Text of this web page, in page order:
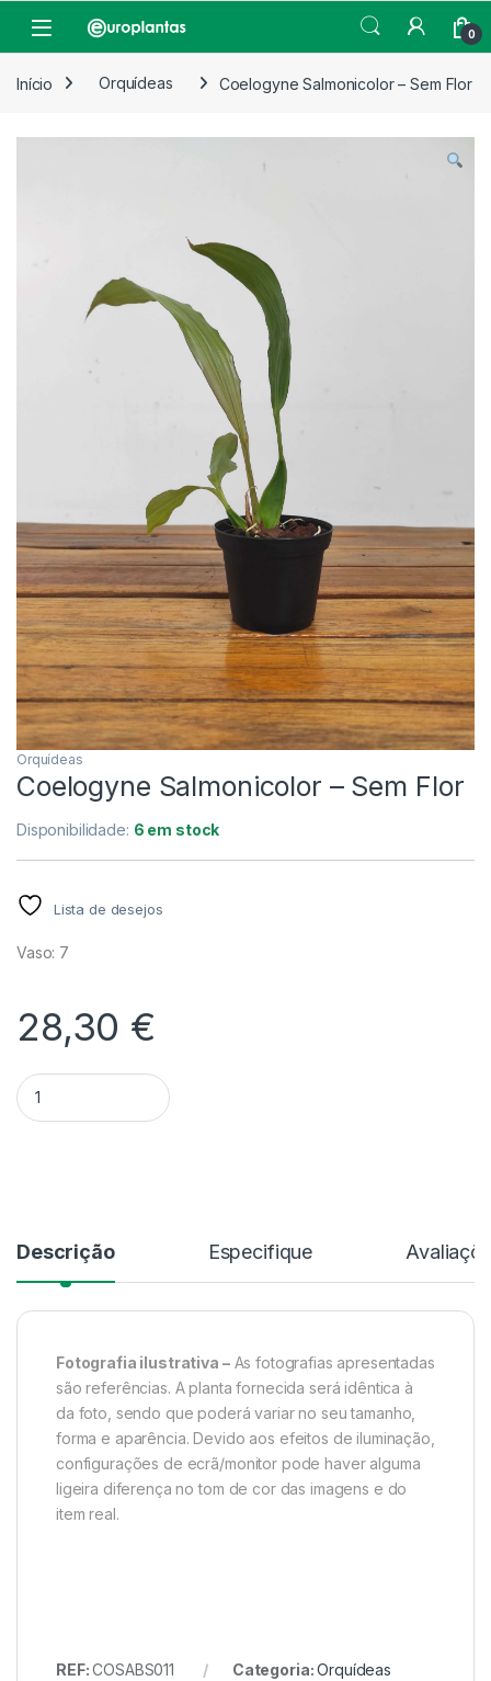
Open 0
Início Orquídeas Coelogyne Salmonicolor – Sem Flor
Orquídeas
Coelogyne Salmonicolor – Sem Flor
Disponibilidade: 6 em stock
Lista de desejos
Vaso: 7
28,30 €
Quantidade Coelogyne Salmonicolor – Sem Flor
Descrição Especifique
Fotografia ilustrativa –As fotografias apresentadas
são referências. A planta fornecida será idêntica à
da foto, sendo que poderá variar no seu tamanho,
forma e aparência. Devido aos efeitos de iluminação,
configurações de ecrã/monitor pode haver alguma
ligeira diferença no tom de cor das imagens e do
item real.
REF:COSABS011 Categoria:Orquídeas